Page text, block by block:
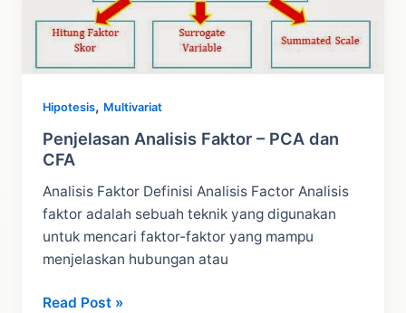
Hipotesis, Multivariat
Penjelasan Analisis Faktor – PCA dan
CFA
Analisis Faktor Definisi Analisis Factor Analisis
faktor adalah sebuah teknik yang digunakan
untuk mencari faktor-faktor yang mampu
menjelaskan hubungan atau
Penjelasan
Read Post »